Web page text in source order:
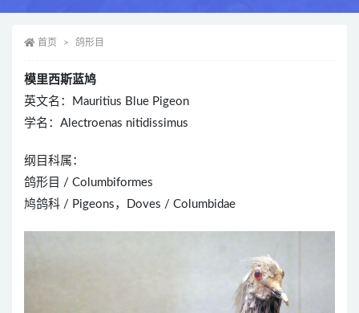
首页 鸽形目
模里西斯蓝鸠
英文名：Mauritius Blue Pigeon
学名：Alectroenas nitidissimus
纲目科属：
鸽形目 / Columbiformes
鸠鸽科 / Pigeons，Doves / Columbidae